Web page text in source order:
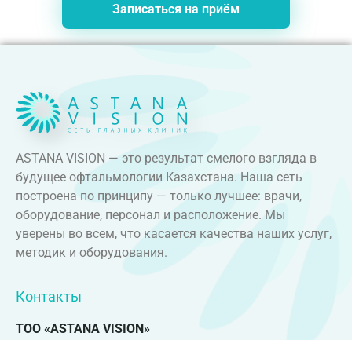
Записаться на приём
ASTANA VISION — это результат смелого взгляда в
будущее офтальмологии Казахстана. Наша сеть
построена по принципу — только лучшее: врачи,
оборудование, персонал и расположение. Мы
уверены во всем, что касается качества наших услуг,
методик и оборудования.
Контакты
ТОО «ASTANA VISION»